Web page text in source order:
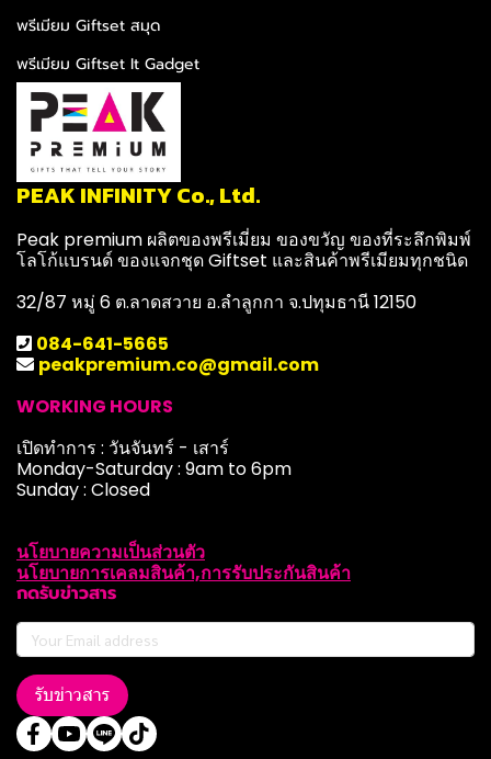
พรีเมียม Giftset สมุด
พรีเมียม Giftset It Gadget
PEAK INFINITY Co., Ltd.
Peak premium ผลิตของพรีเมี่ยม ของขวัญ ของที่ระลึกพิมพ์
โลโก้แบรนด์ ของแจกชุด Giftset และสินค้าพรีเมียมทุกชนิด
32/87 หมู่ 6 ต.ลาดสวาย อ.ลำลูกกา จ.ปทุมธานี 12150
084-641-5665
peakpremium.co@gmail.com
WORKING HOURS
เปิดทำการ : วันจันทร์ - เสาร์
Monday-Saturday : 9am to 6pm
Sunday : Closed
นโยบายความเป็นส่วนตัว
นโยบายการเคลมสินค้า,การรับประกันสินค้า
กดรับข่าวสาร
รับข่าวสาร